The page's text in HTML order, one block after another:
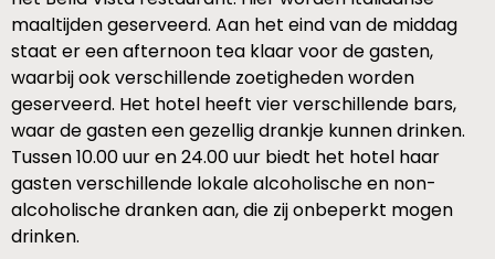
maaltijden geserveerd. Aan het eind van de middag
staat er een afternoon tea klaar voor de gasten,
waarbij ook verschillende zoetigheden worden
geserveerd. Het hotel heeft vier verschillende bars,
waar de gasten een gezellig drankje kunnen drinken.
Tussen 10.00 uur en 24.00 uur biedt het hotel haar
gasten verschillende lokale alcoholische en non-
alcoholische dranken aan, die zij onbeperkt mogen
drinken.